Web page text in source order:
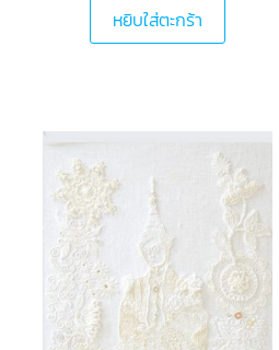
หยิบใส่ตะกร้า